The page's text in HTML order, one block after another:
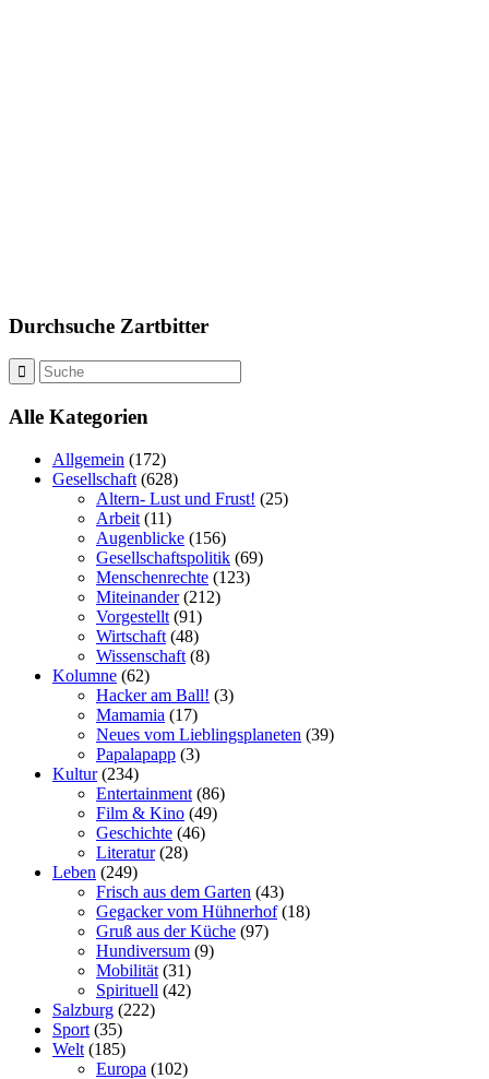
Durchsuche Zartbitter
Alle Kategorien
Allgemein (172)
Gesellschaft (628)
Altern- Lust und Frust! (25)
Arbeit (11)
Augenblicke (156)
Gesellschaftspolitik (69)
Menschenrechte (123)
Miteinander(212)
Vorgestellt (91)
Wirtschaft (48)
Wissenschaft (8)
Kolumne (62)
Hacker am Ball! (3)
Mamamia (17)
Neues vom Lieblingsplaneten (39)
Papalapapp (3)
Kultur(234)
Entertainment (86)
Film & Kino (49)
Geschichte (46)
Literatur(28)
Leben (249)
Frisch aus dem Garten (43)
Gegacker vom Hühnerhof(18)
Gruß aus der Küche (97)
Hundiversum (9)
Mobilität (31)
Spirituell (42)
Salzburg (222)
Sport (35)
Welt (185)
Europa (102)